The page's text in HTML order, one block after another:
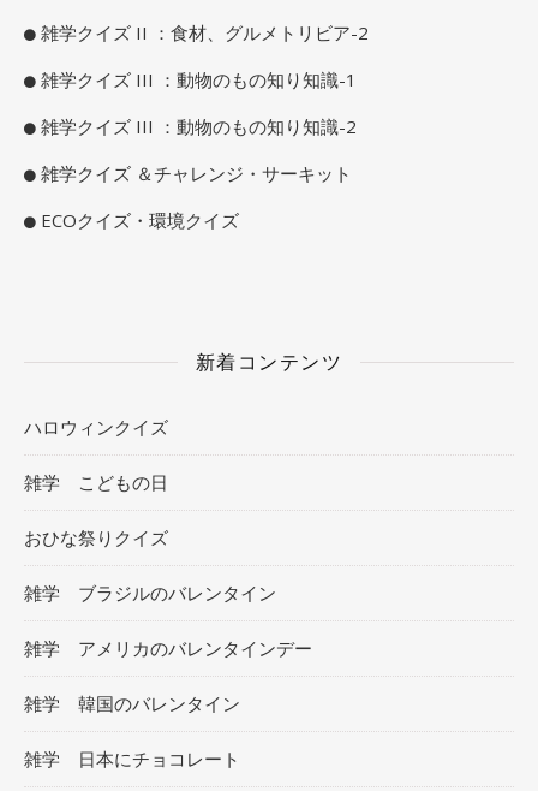
雑学クイズ II ：食材、グルメトリビア-2
雑学クイズ III ：動物のもの知り知識-1
雑学クイズ III ：動物のもの知り知識-2
雑学クイズ ＆チャレンジ・サーキット
ECOクイズ・環境クイズ
新着コンテンツ
ハロウィンクイズ
雑学 こどもの日
おひな祭りクイズ
雑学 ブラジルのバレンタイン
雑学 アメリカのバレンタインデー
雑学 韓国のバレンタイン
雑学 日本にチョコレート